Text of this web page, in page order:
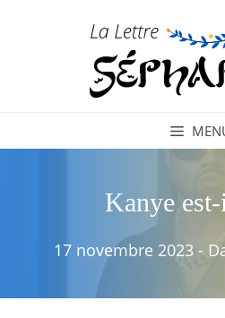
Kanye
17 novembre 2023 -